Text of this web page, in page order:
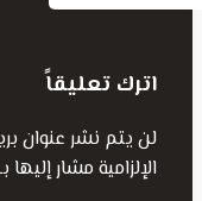
اترك تعليقاً
لن يتم نشر عنوان
الإلزامية مشار إليها بـ